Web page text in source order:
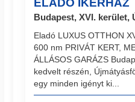
ELADÓ IKERHÁZ
Budapest, XVI. kerület,
Eladó LUXUS OTTHON
600 nm PRIVÁT KERT,
ÁLLÁSOS GARÁZS
kedvelt részén,
egy minden igényt ki...